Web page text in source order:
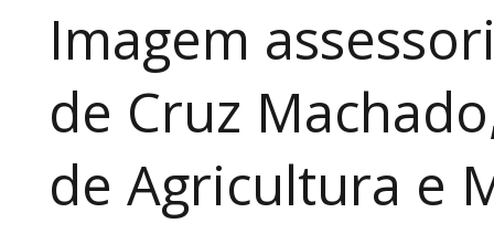
Imagem
de Cruz
de Agricultura e